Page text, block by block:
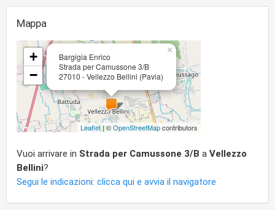
Mappa
Bargigia Enrico
Strada per Camussone 3/B
27010 - Vellezzo Bellini (Pavia)
×
+
−
Leaflet| ©OpenStreetMapcontributors
Vuoi arrivare in Strada per Camussone 3/B a Vellezzo
Bellini?
Segui le indicazioni: clicca qui e avvia il navigatore